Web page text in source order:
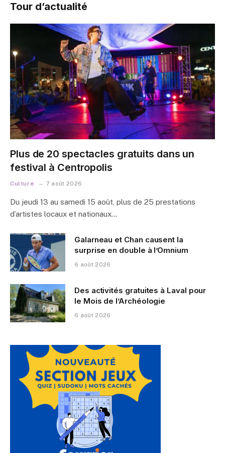
Tour d’actualité
Plus de 20 spectacles gratuits dans un
festival à Centropolis
Culture 7 août 2026
Du jeudi 13 au samedi 15 août, plus de 25 prestations
d’artistes locaux et nationaux…
Galarneau et Chan causent la
surprise en double à l’Omnium
6 août 2026
Des activités gratuites à Laval pour
le Mois de l’Archéologie
6 août 2026